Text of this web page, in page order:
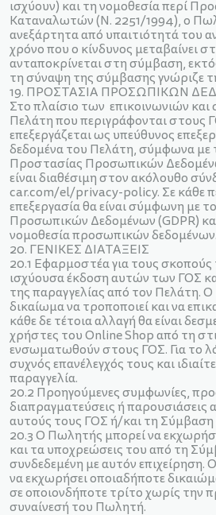
ισχύουν) και τη νομοθεσία περί
Καταναλωτών (Ν. 2251/1994), ο
ανεξάρτητα από υπαιτιότητά του
χρόνο που ο κίνδυνος μεταβαίνει
ανταποκρίνεται στη σύμβαση,
τη σύναψη της σύμβασης γνώριζε
19. ΠΡΟΣΤΑΣΙΑ ΠΡΟΣΩΠΙΚΩΝ
Στο πλαίσιο των επικοινωνιών
Πελάτη που περιγράφονται στους
επεξεργάζεται ως υπεύθυνος
δεδομένα του Πελάτη, σύμφωνα με
Προστασίας Προσωπικών
είναι διαθέσιμη στον ακόλουθο
car.com/el/privacy-policy. Σε κάθε
επεξεργασία θα είναι σύμφωνη με
Προσωπικών Δεδομένων (GDPR)
νομοθεσία προσωπικών δεδομένων.
20. ΓΕΝΙΚΕΣ ΔΙΑΤΑΞΕΙΣ
20.1 Eφαρμοστέα για τους σκοπούς
ισχύουσα έκδοση αυτών των ΓΟΣ
της παραγγελίας από τον Πελάτη.
δικαίωμα να τροποποιεί και να
κάθε δε τέτοια αλλαγή θα είναι
χρήστες του Online Shop από τη
ενσωματωθούν στους ΓΟΣ. Για το
συχνός επανέλεγχός τους και
παραγγελία.
20.2 Προηγούμενες συμφωνίες,
διαπραγματεύσεις ή παρουσιάσεις
αυτούς τους ΓΟΣ ή/και τη Σύμβαση
20.3 Ο Πωλητής μπορεί να
και τα υποχρεώσεις του από τη
συνδεδεμένη με αυτόν επιχείρηση.
να εκχωρήσει οποιαδήποτε
σε οποιονδήποτε τρίτο χωρίς την
συναίνεσή του Πωλητή.